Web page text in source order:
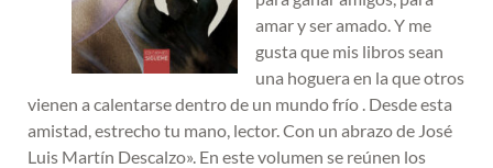
amar y ser amado. Y me
gusta que mis libros sean
una hoguera en la que otros
vienen a calentarse dentro de un mundo frío . Desde esta
amistad, estrecho tu mano, lector. Con un abrazo de José
Luis Martín Descalzo». En este volumen se reúnen los